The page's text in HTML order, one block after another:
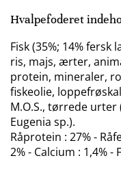
Hvalpefoderet
Fisk (35%; 14%
ris, majs, ærter,
protein, mineraler,
fiskeolie,
M.O.S., tørrede urter
Eugenia sp.).
Råprotein : 27% -
2% - Calcium : 1,4% -